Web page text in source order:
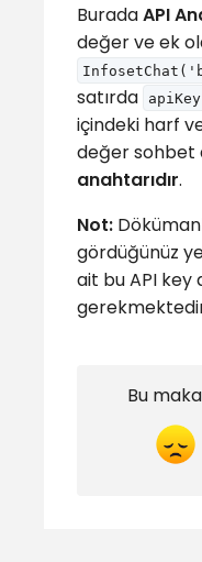
BuradaAPI
değer ve ek
satırda
içindeki harf
değer sohbet
anahtarıdır.
Not:
gördüğünüz
ait bu API key
Bu